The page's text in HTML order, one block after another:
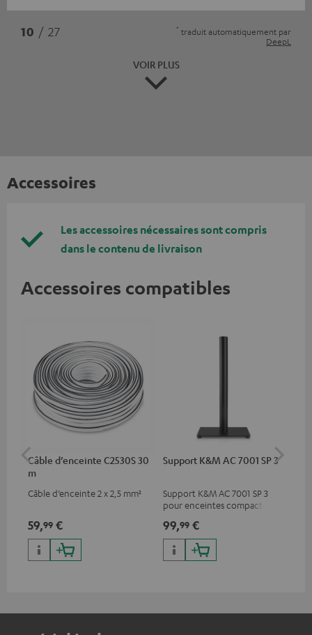
10 / 27 * traduit automatiquement par
DeepL
VOIR PLUS
Accessoires
Les accessoires nécessaires sont compris
dans le contenu de livraison
Accessoires compatibles
Câble d’enceinte C2530S 30
m
Câble d’enceinte 2 x 2,5 mm²
59,99 €
Support K&M AC 7001 SP 3
Support K&M AC 7001 SP 3
pour enceintes compactes
99,99 €